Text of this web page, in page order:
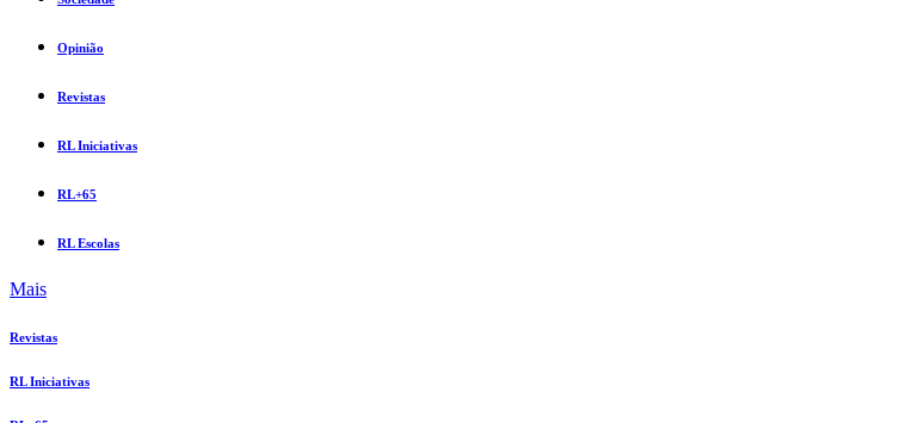
Opinião
Revistas
RL Iniciativas
RL+65
RL Escolas
Mais
Revistas
RL Iniciativas